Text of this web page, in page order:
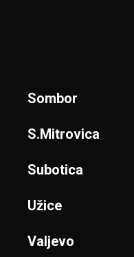
Sombor
S.Mitrovica
Subotica
Užice
Valjevo